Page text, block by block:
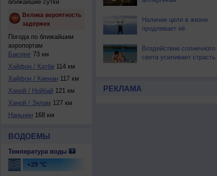
ближайшие сутки
Велика вероятность
задержек
Погода по ближайшим
аэропортам
Бакзянг 73 км
Хайфон / Катби 114 км
Хайфон / Киенан 117 км
Ханой / Нойбай 121 км
Ханой / Зялам 127 км
Наньнин 168 км
ВОДОЕМЫ
Температура воды
+29 °C
Наличие цели в жизни
продлевает её
Воздействие солнечного
света усиливает страсть
РЕКЛАМА